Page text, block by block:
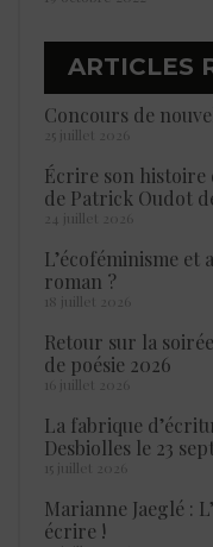
ARTICLES
Concours de
25 juillet 2026
Écrire son histoire
de Patrick Oudot
24 juillet 2026
L’écoféminisme et
roman ?
18 juillet 2026
Retour sur la
de poésie 2026
16 juillet 2026
La fabrique
Desbiolles le 23
15 juillet 2026
Marianne Jaeglé :
écrire !